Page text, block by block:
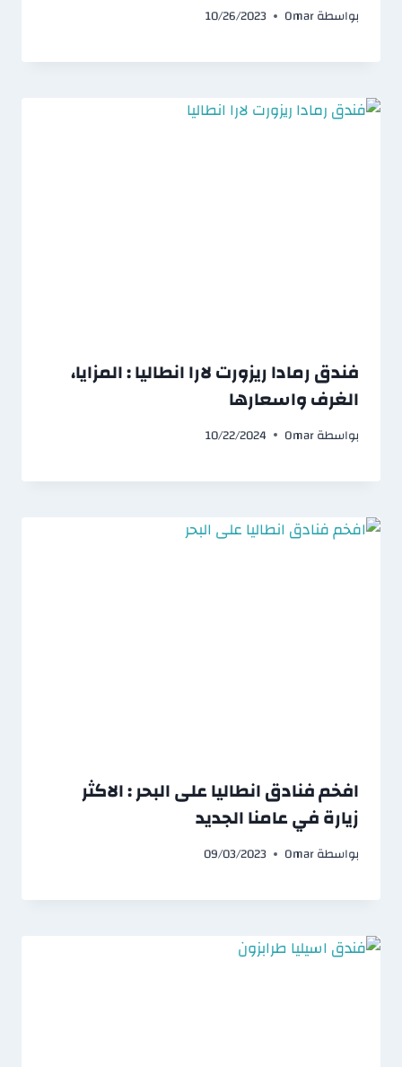
بواسطةOmar
10/26/2023
فندق رمادا ريزورت لارا انطاليا : المزايا،
الغرف واسعارها
بواسطةOmar
10/22/2024
افخم فنادق انطاليا على البحر : الاكثر
زيارة في عامنا الجديد
بواسطةOmar
09/03/2023